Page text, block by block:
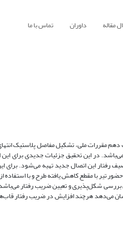
مقاله داوران تماس با ما
مقررات ملی، تشکیل مفاصل پلاستیک
در این تحقیق جزئیات جدیدی برای
این اتصال جدید تهیه می‌شود. برای
با مقطع کاهش یافته طرح و با استفاده از
بررسی شکل‌پذیری و تعیین ضریب رفتار
را نشان می‌دهد هرچند افزایش در ضریب رفتار